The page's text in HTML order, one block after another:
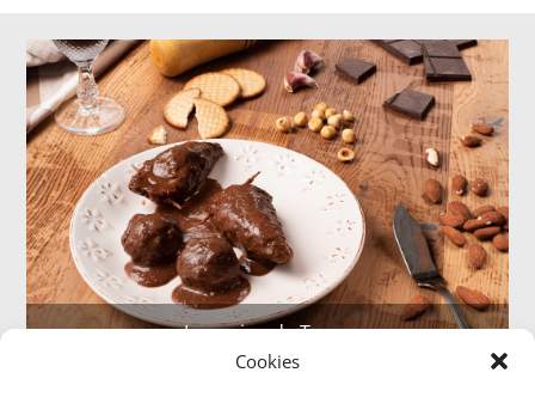
Cookies
La cocina de Tossa